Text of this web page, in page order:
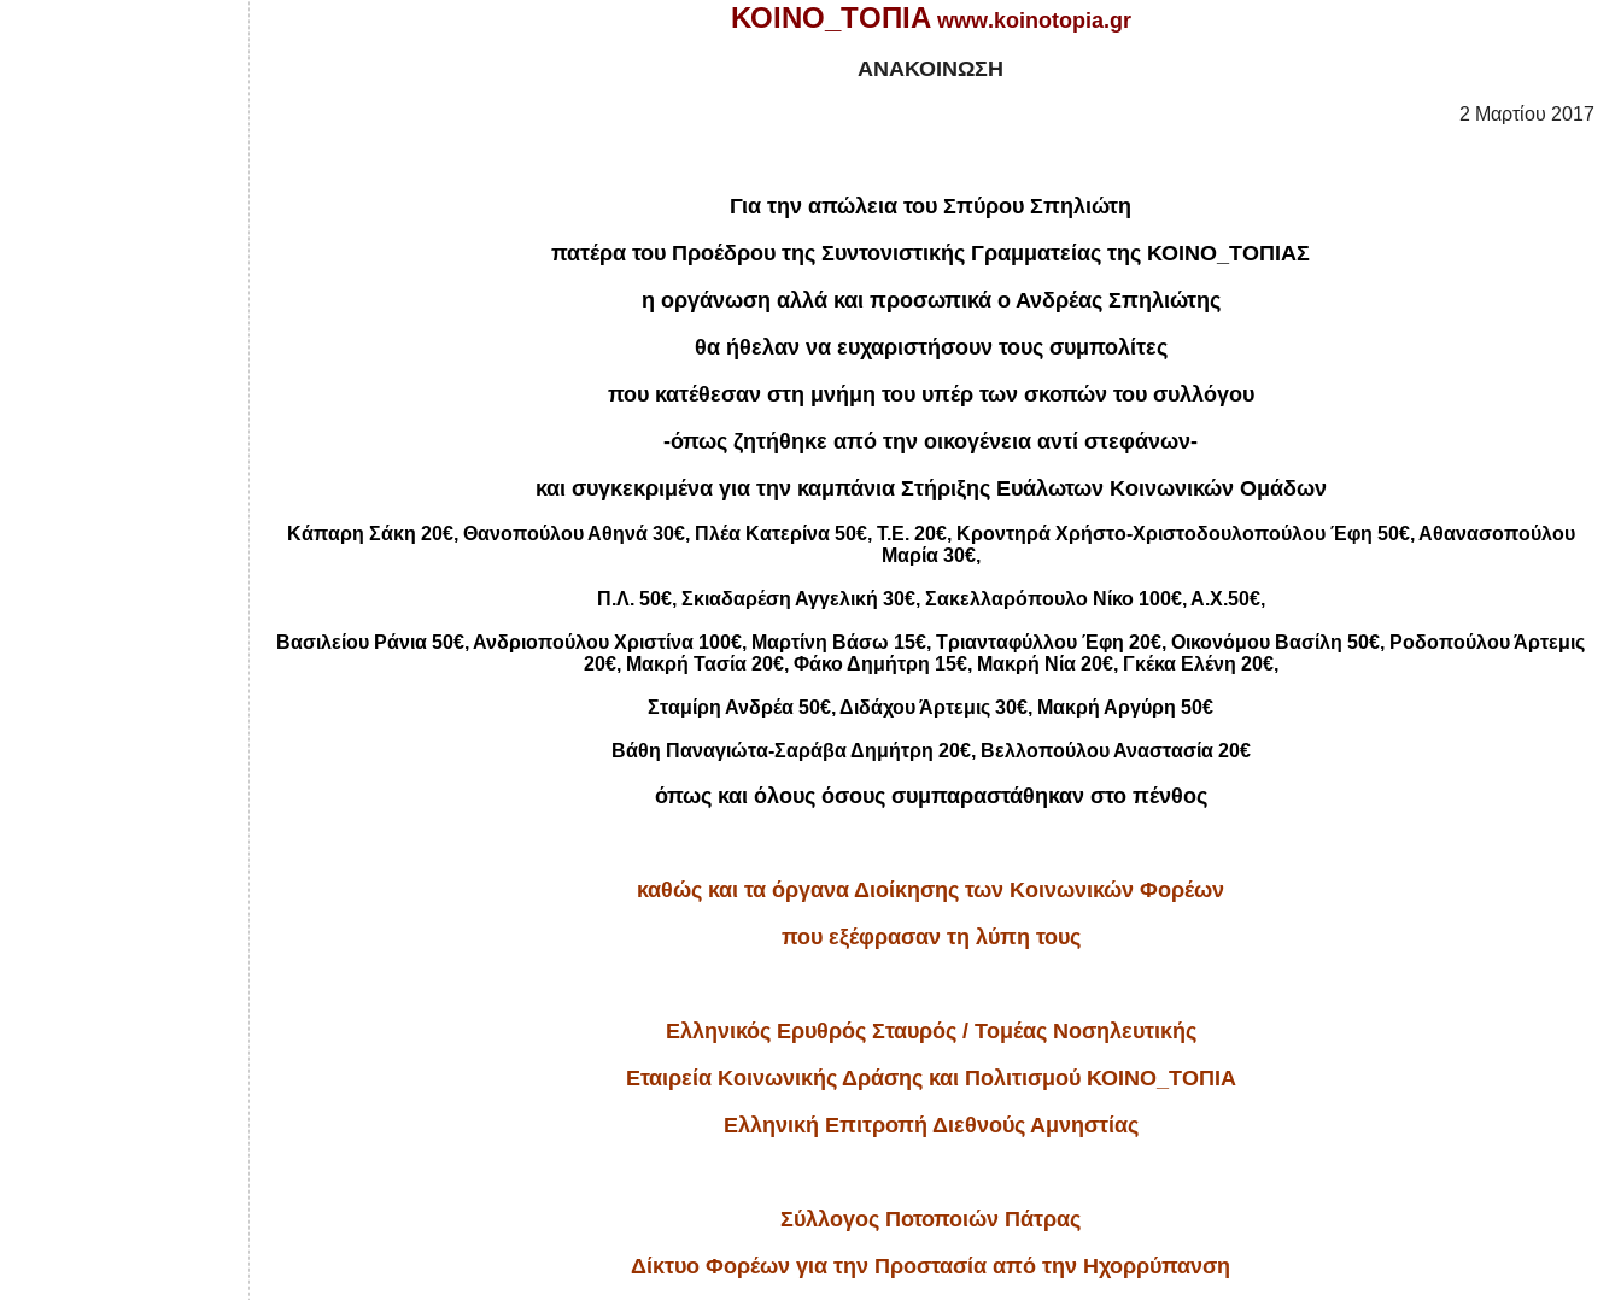
ΚΟΙΝΟ_ΤΟΠΙΑ www. koinotopia.gr
ΑΝΑΚΟΙΝΩΣΗ
2 Μαρτίου 2017
Για την απώλεια του Σπύρου Σπηλιώτη
πατέρα του Προέδρου της Συντονιστικής Γραμματείας της ΚΟΙΝΟ_ΤΟΠΙΑΣ
η οργάνωση αλλά και προσωπικά ο Ανδρέας Σπηλιώτης
θα ήθελαν να ευχαριστήσουν τους συμπολίτες
που κατέθεσαν στη μνήμη του υπέρ των σκοπών του συλλόγου
-όπως ζητήθηκε από την οικογένεια αντί στεφάνων-
και συγκεκριμένα για την καμπάνια Στήριξης Ευάλωτων Κοινωνικών Ομάδων
Κάπαρη Σάκη 20€, Θανοπούλου Αθηνά 30€, Πλέα Κατερίνα 50€, Τ.Ε. 20€, Κροντηρά Χρήστο-Χριστοδουλοπούλου Έφη 50€, Αθανασοπούλου
Μαρία 30€,
Π.Λ. 50€, Σκιαδαρέση Αγγελική 30€, Σακελλαρόπουλο Νίκο 100€, Α.Χ.50€,
Βασιλείου Ράνια 50€, Ανδριοπούλου Χριστίνα 100€, Μαρτίνη Βάσω 15€, Τριανταφύλλου Έφη 20€, Οικονόμου Βασίλη 50€, Ροδοπούλου Άρτεμις
20€, Μακρή Τασία 20€, Φάκο Δημήτρη 15€, Μακρή Νία 20€, Γκέκα Ελένη 20€,
Σταμίρη Ανδρέα 50€, Διδάχου Άρτεμις 30€, Μακρή Αργύρη 50€
Βάθη Παναγιώτα-Σαράβα Δημήτρη 20€, Βελλοπούλου Αναστασία 20€
όπως και όλους όσους συμπαραστάθηκαν στο πένθος
καθώς και τα όργανα Διοίκησης των Κοινωνικών Φορέων
που εξέφρασαν τη λύπη τους
Ελληνικός Ερυθρός Σταυρός / Τομέας Νοσηλευτικής
Εταιρεία Κοινωνικής Δράσης και Πολιτισμού ΚΟΙΝΟ_ΤΟΠΙΑ
Ελληνική Επιτροπή Διεθνούς Αμνηστίας
Σύλλογος Ποτοποιών Πάτρας
Δίκτυο Φορέων για την Προστασία από την Ηχορρύπανση